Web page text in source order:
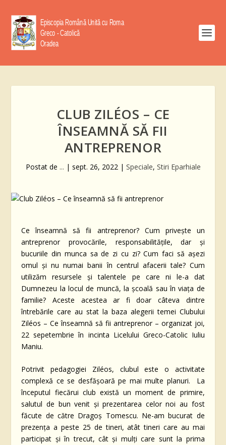
CLUB ZILÉOS – CE
ÎNSEAMNĂ SĂ FII
ANTREPRENOR
Postat de ... | sept. 26, 2022| Speciale, Stiri Eparhiale
Ce înseamnă să fii antreprenor? Cum privește un
antreprenor provocările, responsabilitățile, dar și
bucuriile din munca sa de zi cu zi? Cum faci să așezi
omul și nu numai banii în centrul afacerii tale? Cum
utilizăm resursele și talentele pe care ni le-a dat
Dumnezeu la locul de muncă, la școală sau în viața de
familie? Aceste acestea ar fi doar câteva dintre
întrebările care au stat la baza alegerii temei Clubului
Ziléos – Ce înseamnă să fii antreprenor – organizat joi,
22 sepetembrie în incinta Licelului Greco-Catolic Iuliu
Maniu.
Potrivit pedagogiei Ziléos, clubul este o activitate
complexă ce se desfășoară pe mai multe planuri. La
începutul fiecărui club există un moment de primire,
salutul de bun venit și prezentarea celor noi au fost
făcute de către Dragoș Tomescu. Ne-am bucurat de
prezența a peste 25 de tineri, atât tineri care au mai
participat și în trecut, cât și mulți care sunt la prima